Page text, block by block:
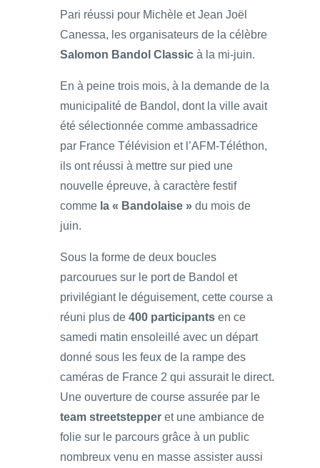
Pari réussi pour Michèle et Jean Joël
Canessa, les organisateurs de la célèbre
Salomon Bandol Classic à la mi-juin.
En à peine trois mois, à la demande de la
municipalité de Bandol, dont la ville avait
été sélectionnée comme ambassadrice
par France Télévision et l’AFM-Téléthon,
ils ont réussi à mettre sur pied une
nouvelle épreuve, à caractère festif
comme la « Bandolaise » du mois de
juin.
Sous la forme de deux boucles
parcourues sur le port de Bandol et
privilégiant le déguisement, cette course a
réuni plus de 400 participants en ce
samedi matin ensoleillé avec un départ
donné sous les feux de la rampe des
caméras de France 2 qui assurait le direct.
Une ouverture de course assurée par le
team streetstepper et une ambiance de
folie sur le parcours grâce à un public
nombreux venu en masse assister aussi